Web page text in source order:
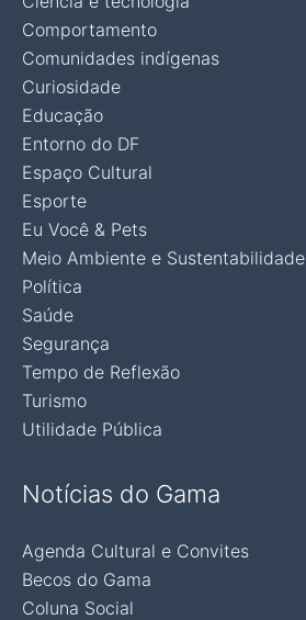
Comportamento
Comunidades indígenas
Curiosidade
Educação
Entorno do DF
Espaço Cultural
Esporte
Eu Você & Pets
Meio Ambiente e Sustentabilidade
Política
Saúde
Segurança
Tempo de Reflexão
Turismo
Utilidade Pública
Notícias do Gama
Agenda Cultural e Convites
Becos do Gama
Coluna Social